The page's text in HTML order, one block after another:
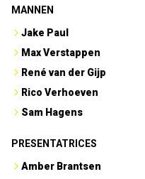
MANNEN
Jake Paul
Max Verstappen
René van der Gijp
Rico Verhoeven
Sam Hagens
PRESENTATRICES
Amber Brantsen